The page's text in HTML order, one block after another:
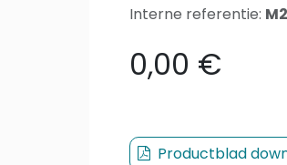
Interne referentie:
0,00 €
Productblad